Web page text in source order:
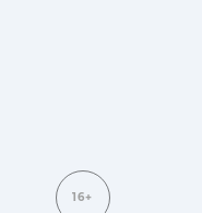
16+